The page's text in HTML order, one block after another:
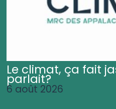
Le climat, ça fait
parlait?
6 août 2026